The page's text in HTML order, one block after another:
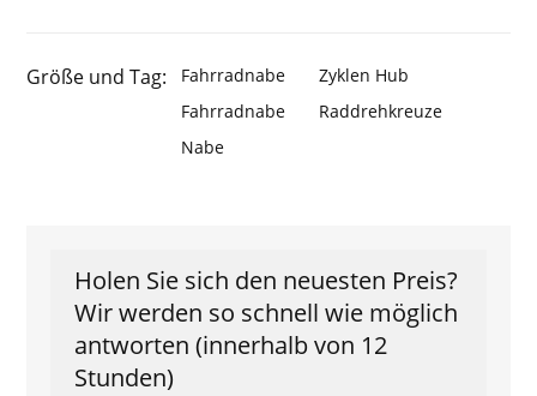
Größe und Tag: Fahrradnabe
Zyklen Hub
Fahrradnabe
Raddrehkreuze
Nabe
Holen Sie sich den neuesten Preis?
Wir werden so schnell wie möglich
antworten (innerhalb von 12
Stunden)